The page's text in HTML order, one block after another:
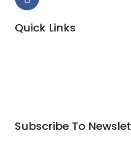
Quick Links
Subscribe To